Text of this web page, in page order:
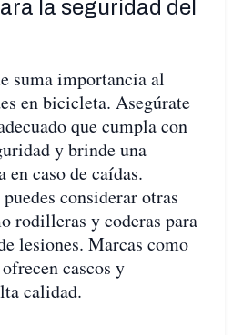
la seguridad del
suma importancia al
en bicicleta. Asegúrate
que cumpla con
y brinde una
caso de caídas.
considerar otras
rodilleras y coderas para
lesiones. Marcas como
cascos y
calidad.